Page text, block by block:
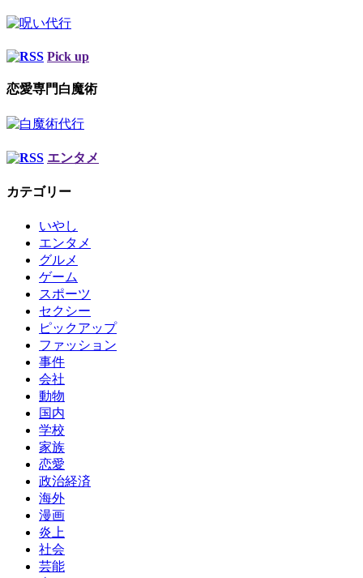
Pick up
恋愛専門白魔術
エンタメ
カテゴリー
いやし
エンタメ
グルメ
ゲーム
スポーツ
セクシー
ピックアップ
ファッション
事件
会社
動物
国内
学校
家族
恋愛
政治経済
海外
漫画
炎上
社会
芸能